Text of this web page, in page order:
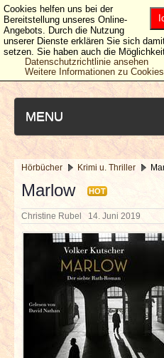
MENU
NEUESTE ARTIKEL
NEWS & DATES
BERICHTE
VERLOSUNGEN
INTERVIEWS
Hörbücher Krimi u. Thriller
Marlow HOT
Christine Rubel 14. Juni 2019
Cookies helfen uns bei der
Bereitstellung unseres Online-
Angebots. Durch die Nutzung
unserer Dienste erklären Sie sich
setzen. Sie haben auch die
Datenschutzrichtlinie ansehen
Weitere Informationen zu